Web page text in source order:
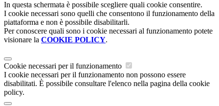
In questa schermata è possibile scegliere quali cookie consentire.
I cookie necessari sono quelli che consentono il funzionamento della
piattaforma e non è possibile disabilitarli.
Per conoscere quali sono i cookie necessari al funzionamento potete
visionare la COOKIE POLICY.
Cookie necessari per il funzionamento
I cookie necessari per il funzionamento non possono essere
disabilitati. È possibile consultare l'elenco nella pagina della cookie
policy.